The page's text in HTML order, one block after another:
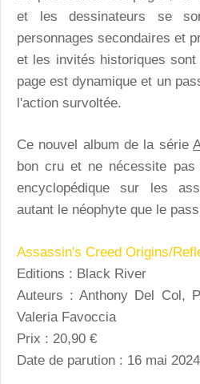
et les dessinateurs se
personnages secondaires et
et les invités historiques
page est dynamique et un
l'action survoltée.
Ce nouvel album de la série
bon cru et ne nécessite
encyclopédique sur les
autant le néophyte que le
Assassin's Creed Origins/
Editions : Black River
Auteurs : Anthony Del Col,
Valeria Favoccia
Prix : 20,90 €
Date de parution : 16 mai 2024